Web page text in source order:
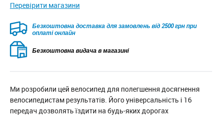
Перевірити магазини
Безкоштовна доставка для замовлень від 2500 грн при
оплаті онлайн
Безкоштовна видача в магазині
Ми розробили цей велосипед для полегшення досягнення
велосипедистам результатів. Його універсальність і 16
передач дозволять їздити на будь-яких дорогах